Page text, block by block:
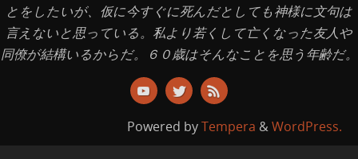
とをしたいが、仮に今すぐに死んだとしても神様に文句は
言えないと思っている。私より若くして亡くなった友人や
同僚が結構いるからだ。６０歳はそんなことを思う年齢だ。
Powered byTempera &WordPress.